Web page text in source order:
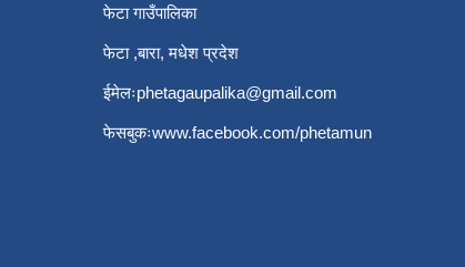
फेटा गाउँपालिका
फेटा ,बारा, मधेश प्रदेश
ईमेलःphetagaupalika@gmail.com
फेसबुकःwww.facebook.com/phetamun